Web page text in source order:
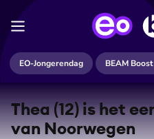
EO-Jongerendag BEAM Boost
Thea (12) is het
van Noorwegen